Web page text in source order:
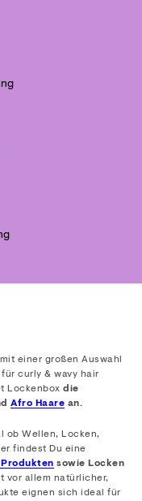
mit einer großen Auswahl
curly & wavy hair
Lockenbox die
Afro Haare an.
ob Wellen, Locken,
findest Du eine
sowie Locken
vor allem natürlicher,
eignen sich ideal für